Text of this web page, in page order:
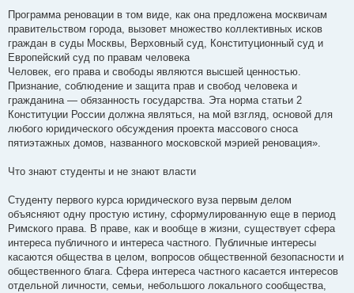
о
щ
е
и
е
Программа реновации в том виде, как она предложена москвичам
правительством города, вызовет множество коллективных исков
граждан в суды Москвы, Верховный суд, Конституционный суд и
Европейский суд по правам человека
Человек, его права и свободы являются высшей ценностью.
Признание, соблюдение и защита прав и свобод человека и
гражданина — обязанность государства. Эта норма статьи 2
Конституции России должна являться, на мой взгляд, основой для
любого юридического обсуждения проекта массового сноса
пятиэтажных домов, названного московской мэрией реновация».
Что знают студенты и не знают власти
Студенту первого курса юридического вуза первым делом
объясняют одну простую истину, сформулированную еще в период
Римского права. В праве, как и вообще в жизни, существует сфера
интереса публичного и интереса частного. Публичные интересы
касаются общества в целом, вопросов общественной безопасности и
общественного блага. Сфера интереса частного касается интересов
отдельной личности, семьи, небольшого локального сообщества,